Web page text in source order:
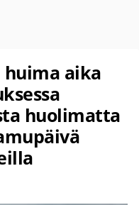
aika
huolimatta